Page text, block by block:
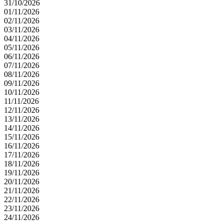
31/10/2026
01/11/2026
02/11/2026
03/11/2026
04/11/2026
05/11/2026
06/11/2026
07/11/2026
08/11/2026
09/11/2026
10/11/2026
11/11/2026
12/11/2026
13/11/2026
14/11/2026
15/11/2026
16/11/2026
17/11/2026
18/11/2026
19/11/2026
20/11/2026
21/11/2026
22/11/2026
23/11/2026
24/11/2026